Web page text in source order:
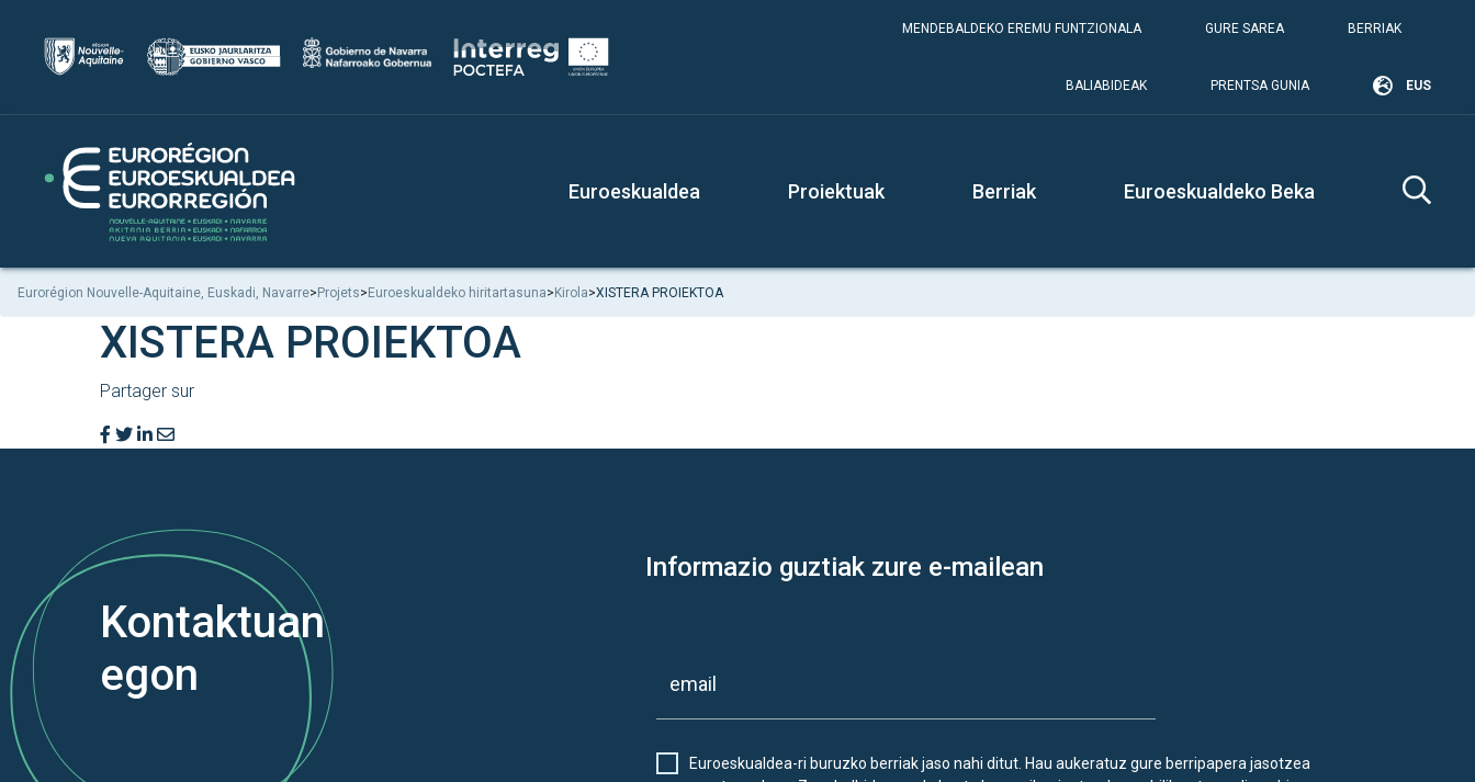
MENDEBALDEKO EREMU FUNTZIONALA GURE SAREA BERRIAK
BALIABIDEAK PRENTSA GUNIA EUS
Euroeskualdea Proiektuak Berriak Euroeskualdeko Beka
Eurorégion Nouvelle-Aquitaine, Euskadi, Navarre>Projets>Euroeskualdeko hiritartasuna>Kirola>XISTERA PROIEKTOA
XISTERA PROIEKTOA
Partager sur
Kontaktuan
egon
Informazio guztiak zure e-mailean
Euroeskualdea-ri buruzko berriak jaso nahi ditut. Hau aukeratuz gure berripapera jasotzea